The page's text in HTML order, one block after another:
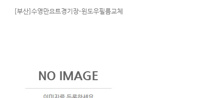
[부산]수영만요트경기장-윈도우필름교체